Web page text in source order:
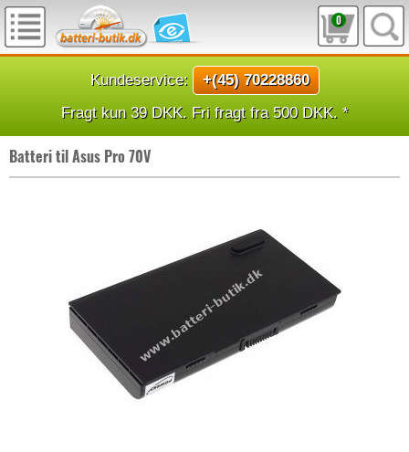
0
Kundeservice:
+(45) 70228860
Fragt kun 39 DKK. Fri fragt fra 500 DKK. *
Batteri til Asus Pro 70V